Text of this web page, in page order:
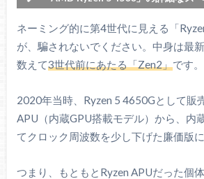
CPU
世代
3rdZen 2
プロセス
TSMC N7 （
TIM
CPU内部の熱伝導材
ソルダリング
ソケット
Socket AM4
チップセット
AMD 400 / 500
ネーミング的に第4世代に見える「
が、騙されないでください。中身は最
数えて3世代前にあたる「Zen2」です。
2020年当時、Ryzen 5 4650Gとして販
APU（内蔵GPU搭載モデル）から、内
てクロック周波数を少し下げた廉価版に
つまり、もともとRyzen APUだった個